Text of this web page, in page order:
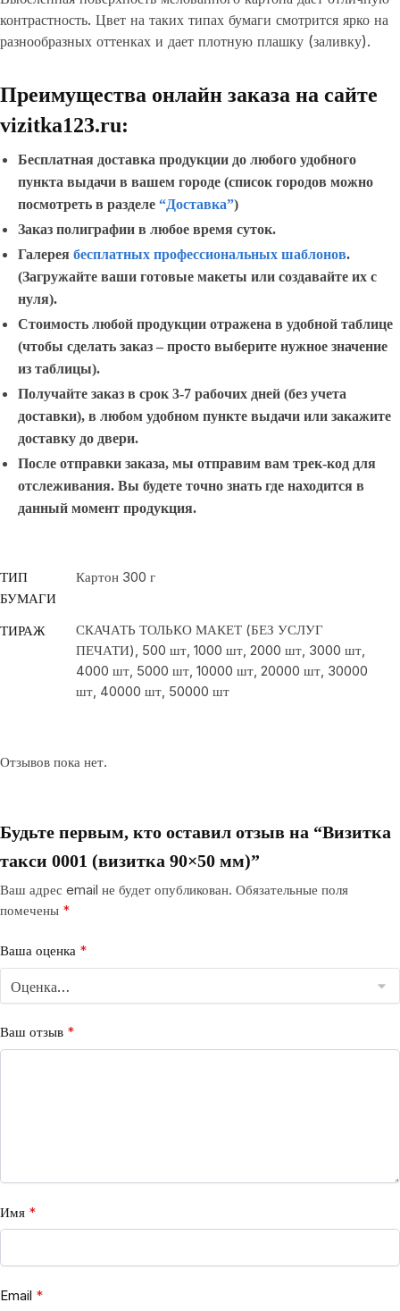
контрастность. Цвет на таких типах бумаги смотрится ярко на
разнообразных оттенках и дает плотную плашку (заливку).
Преимущества онлайн заказа на сайте
vizitka123.ru:
Бесплатная доставка продукции до любого удобного
пункта выдачи в вашем городе (список городов можно
посмотреть в разделе “Доставка”)
Заказ полиграфии в любое время суток.
Галерея бесплатных профессиональных шаблонов.
(Загружайте ваши готовые макеты или создавайте их с
нуля).
Стоимость любой продукции отражена в удобной таблице
(чтобы сделать заказ – просто выберите нужное значение
из таблицы).
Получайте заказ в срок 3-7 рабочих дней (без учета
доставки), в любом удобном пункте выдачи или закажите
доставку до двери.
После отправки заказа, мы отправим вам трек-код для
отслеживания. Вы будете точно знать где находится в
данный момент продукция.
ТИП
БУМАГИ
Картон 300 г
ТИРАЖ
СКАЧАТЬ ТОЛЬКО МАКЕТ (БЕЗ УСЛУГ
ПЕЧАТИ), 500 шт, 1000 шт, 2000 шт, 3000 шт,
4000 шт, 5000 шт, 10000 шт, 20000 шт, 30000
шт, 40000 шт, 50000 шт
Отзывов пока нет.
Будьте первым, кто оставил отзыв на “Визитка
такси 0001 (визитка 90×50 мм)”
Ваш адрес email не будет опубликован. Обязательные поля
помечены *
Ваша оценка *
Ваш отзыв *
Имя *
Email *